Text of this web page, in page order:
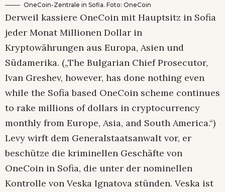
OneCoin-Zentrale in Sofia. Foto: OneCoin
Derweil kassiere OneCoin mit Hauptsitz in Sofia
jeder Monat Millionen Dollar in
Kryptowährungen aus Europa, Asien und
Südamerika. („The Bulgarian Chief Prosecutor,
Ivan Greshev, however, has done nothing even
while the Sofia based OneCoin scheme continues
to rake millions of dollars in cryptocurrency
monthly from Europe, Asia, and South America.“)
Levy wirft dem Generalstaatsanwalt vor, er
beschütze die kriminellen Geschäfte von
OneCoin in Sofia, die unter der nominellen
Kontrolle von Veska Ignatova stünden. Veska ist